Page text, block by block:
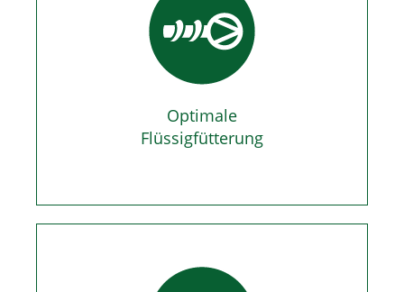
Optimale
Flüssigfütterung